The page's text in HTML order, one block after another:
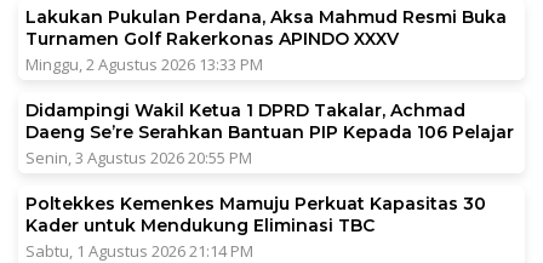
Lakukan Pukulan Perdana, Aksa Mahmud Resmi Buka
Turnamen Golf Rakerkonas APINDO XXXV
Minggu, 2 Agustus 2026 13:33 PM
Didampingi Wakil Ketua 1 DPRD Takalar, Achmad
Daeng Se’re Serahkan Bantuan PIP Kepada 106 Pelajar
Senin, 3 Agustus 2026 20:55 PM
Poltekkes Kemenkes Mamuju Perkuat Kapasitas 30
Kader untuk Mendukung Eliminasi TBC
Sabtu, 1 Agustus 2026 21:14 PM